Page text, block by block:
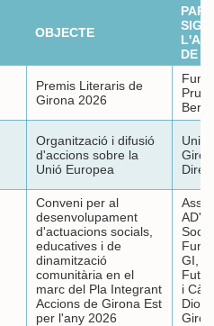
OBJECTE
DE
Premis Literaris de
Girona 2026
Organització i difusió
d'accions sobre la
Unió Europea
Conveni per al
desenvolupament
d'actuacions socials,
educatives i de
dinamització
comunitària en el
marc del Pla Integrant
Accions de Girona Est
per l'any 2026
GI,
i